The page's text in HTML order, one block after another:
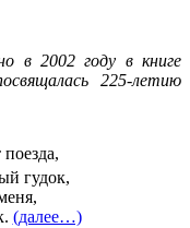
в 2002 году в книге
225-летию
гудок,
(далее…)